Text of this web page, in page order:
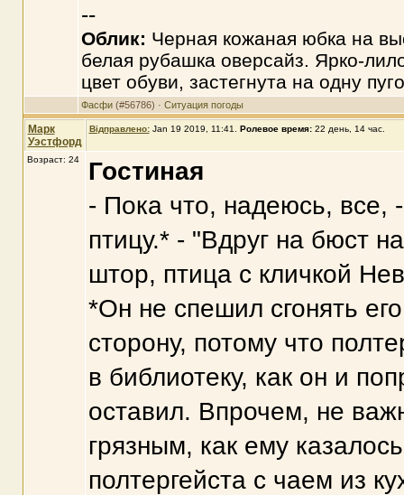
--
Облик: Черная кожаная юбка на
белая рубашка оверсайз. Ярко-
цвет обуви, застегнута на одну
Фасфи(#56786) · Ситуация погоды
Марк
Уэстфорд
Відправлено: Jan 19 2019, 11:41 Ролевое время:22 день, 14 час.
Возраст: 24
Гостиная
- Пока что, надеюсь, все,
птицу.* - "Вдруг на бюст
штор, птица с кличкой
*Он не спешил сгонять
сторону, потому что
в библиотеку, как он и
оставил. Впрочем, не
грязным, как ему
полтергейста с чаем из